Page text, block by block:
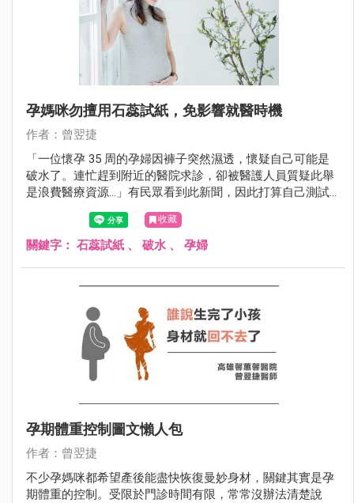
孕媽咪勿擅用石蕊試紙，免影響就醫時機
作者：曾翌捷
「一位懷孕 35 周的孕婦因褲子突然濕透，懷疑自己可能是
破水了。連忙趕到附近的醫院求診，卻被醫護人員質疑此舉
是浪費醫療資源…」有民眾看到此新聞，因此打算自己測試
收藏
關鍵字： 石蕊試紙 、 破水 、 孕婦
孕期體重控制圖文懶人包
作者：曾翌捷
不少孕媽咪都希望產後能盡快恢復曼妙身材，關鍵其實是孕
期體重的控制。受限於門診時間有限，常常沒辦法清楚說